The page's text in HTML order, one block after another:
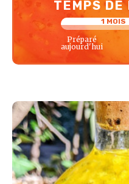
TEMPS DE
1 MOIS
Préparé
aujourd'hui